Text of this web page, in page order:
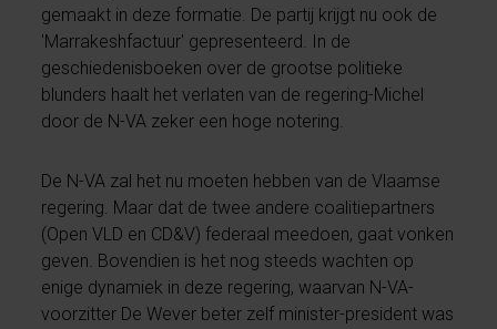
gemaakt in deze formatie. De partij krijgt nu ook de
'Marrakeshfactuur' gepresenteerd. In de
geschiedenisboeken over de grootse politieke
blunders haalt het verlaten van de regering-Michel
door de N-VA zeker een hoge notering.
De N-VA zal het nu moeten hebben van de Vlaamse
regering. Maar dat de twee andere coalitiepartners
(Open VLD en CD&V) federaal meedoen, gaat vonken
geven. Bovendien is het nog steeds wachten op
enige dynamiek in deze regering, waarvan N-VA-
voorzitter De Wever beter zelf minister-president was